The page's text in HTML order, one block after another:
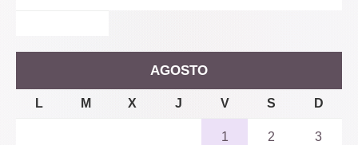
AGOSTO
L M X J V S D
1 2 3